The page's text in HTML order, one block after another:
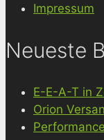
Impressum
Neueste
E-E-A-T in
Orion